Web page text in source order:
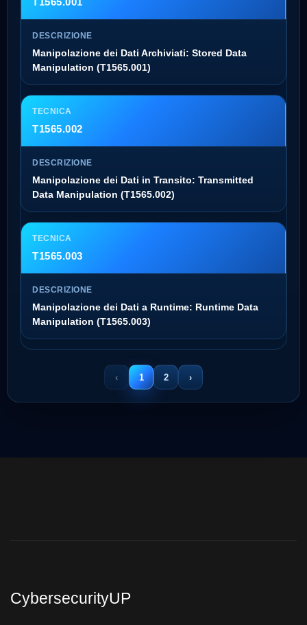
Manipolazione dei Dati Archiviati: Stored Data
Manipulation (T1565.001)
T1565.002
Manipolazione dei Dati in Transito: Transmitted
Data Manipulation (T1565.002)
T1565.003
Manipolazione dei Dati a Runtime: Runtime Data
Manipulation (T1565.003)
‹ 1 2 ›
CybersecurityUP